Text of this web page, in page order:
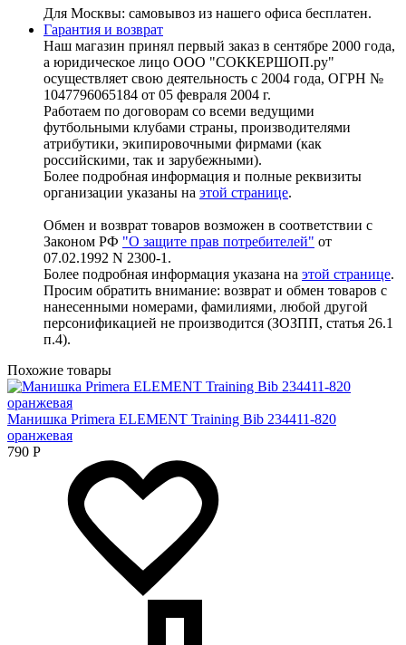
Для Москвы: самовывоз из нашего офиса бесплатен.
Гарантия и возврат
Наш магазин принял первый заказ в сентябре 2000 года,
а юридическое лицо ООО "СОККЕРШОП.ру"
осуществляет свою деятельность с 2004 года, ОГРН №
1047796065184 от 05 февраля 2004 г.
Работаем по договорам со всеми ведущими
футбольными клубами страны, производителями
атрибутики, экипировочными фирмами (как
российскими, так и зарубежными).
Более подробная информация и полные реквизиты
организации указаны на этой странице.
Обмен и возврат товаров возможен в соответствии с
Законом РФ "О защите прав потребителей" от
07.02.1992 N 2300-1.
Более подробная информация указана на этой странице.
Просим обратить внимание: возврат и обмен товаров с
нанесенными номерами, фамилиями, любой другой
персонификацией не производится (ЗОЗПП, статья 26.1
п.4).
Похожие товары
Манишка Primera ELEMENT Training Bib 234411-820
оранжевая
790 Р